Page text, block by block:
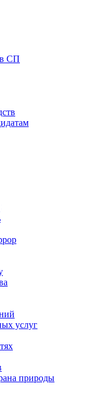
СП
услуг
природы